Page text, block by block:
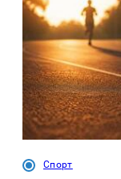
Спорт